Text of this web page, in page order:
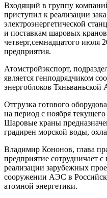
Входящий в группу
приступил к реализации
электроэнергетической
и поставкам шаровых
четверг,семнадцатого июля
предприятия.
Атомстройэкспорт,
является генподрядчиком
энергоблоков
Отгрузка готового
на период с ноября
Шаровые краны
градирен морской воды,
Владимир Кононов, глава
предприятие сотрудничает
реализации зарубежных
сооружении АЭС в
атомной энергетики.